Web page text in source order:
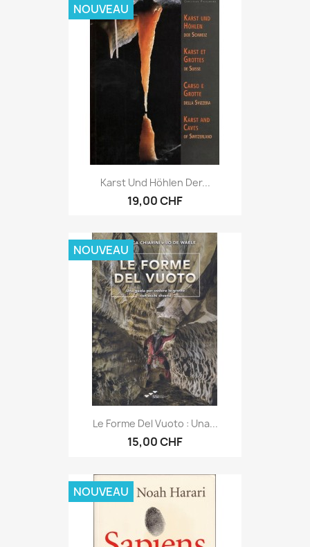
Karst Und Höhlen Der...
19,00 CHF
NOUVEAU
Le Forme Del Vuoto : Una...
15,00 CHF
NOUVEAU
NOUVEAU